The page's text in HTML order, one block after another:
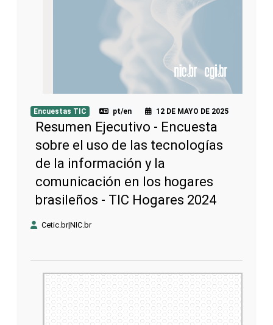
Encuestas TIC pt/en 12 DE MAYO DE 2025
Resumen Ejecutivo - Encuesta
sobre el uso de las tecnologías
de la información y la
comunicación en los hogares
brasileños - TIC Hogares 2024
Cetic.br|NIC.br